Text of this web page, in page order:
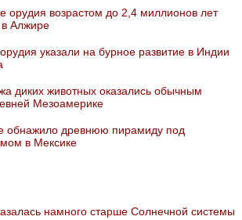
орудия возрастом до 2,4 миллионов лет
Алжире
указали на бурное развитие в Индии
диких животных оказались обычным
Мезоамерике
обнажило древнюю пирамиду под
в Мексике
намного старше Солнечной системы